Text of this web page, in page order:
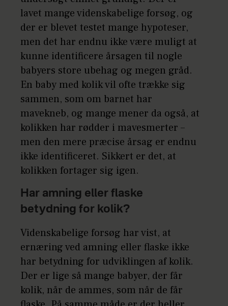
lavet mange videnskabelige forsøg, og
der er blevet testet mange hypoteser,
men det har endnu ikke være muligt at
kunne identificere årsagen til nogle
babyers store ubehag og megen gråd.
En baby med kolik vil ofte trække sig
sammen, som om barnet har
mavekneb, og mange mener da også, at
kolikken har rødder i mavesmerter –
men den mere præcise årsag er endnu
ikke identificeret. Sikkert er det, at
kolikken fortager sig igen.
Har amning eller flaske
betydning for kolik?
Videnskabelige forsøg har vist, at
ernæring ved amning eller flaske ikke
har betydning for udviklingen af kolik.
Der er lige så mange babyer, der får
kolik, når de ammes, som når de får